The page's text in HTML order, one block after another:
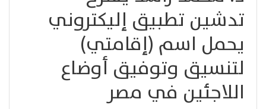
تدشين تطبيق إليكتروني
يحمل اسم (إقامتي)
لتنسيق وتوفيق أوضاع
اللاجئين في مصر